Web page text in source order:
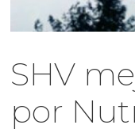
SHV
por